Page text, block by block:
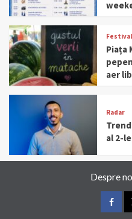
Festival
Piața
aer
Radar
al 2-
Despre